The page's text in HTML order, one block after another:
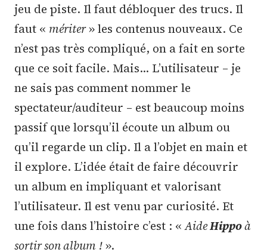
jeu de piste. Il faut débloquer des trucs. Il
faut « mériter» les contenus nouveaux. Ce
n’est pas très compliqué, on a fait en sorte
que ce soit facile. Mais… L’utilisateur – je
ne sais pas comment nommer le
spectateur/auditeur – est beaucoup moins
passif que lorsqu’il écoute un album ou
qu’il regarde un clip. Il a l’objet en main et
il explore. L’idée était de faire découvrir
un album en impliquant et valorisant
l’utilisateur. Il est venu par curiosité. Et
une fois dans l’histoire c’est : «AideHippoà
sortir son album !».